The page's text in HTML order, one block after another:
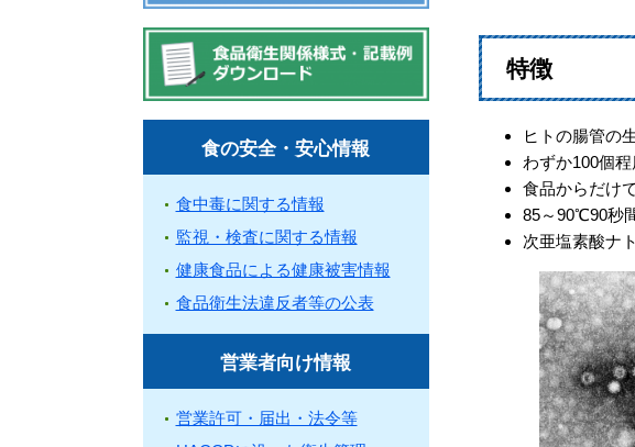
特徴
ヒトの腸管の
わずか100個
食品からだけ
85～90℃90秒
次亜塩素酸ナ
食の安全・安心情報
食中毒に関する情報
監視・検査に関する情報
健康食品による健康被害情報
食品衛生法違反者等の公表
営業者向け情報
営業許可・届出・法令等